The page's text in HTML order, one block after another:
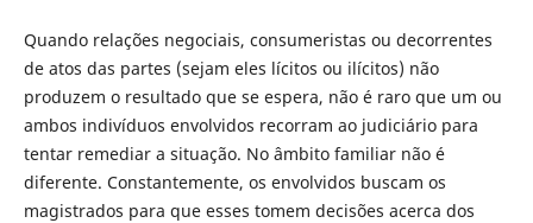
Quando relações negociais, consumeristas ou decorrentes
de atos das partes (sejam eles lícitos ou ilícitos) não
produzem o resultado que se espera, não é raro que um ou
ambos indivíduos envolvidos recorram ao judiciário para
tentar remediar a situação. No âmbito familiar não é
diferente. Constantemente, os envolvidos buscam os
magistrados para que esses tomem decisões acerca dos